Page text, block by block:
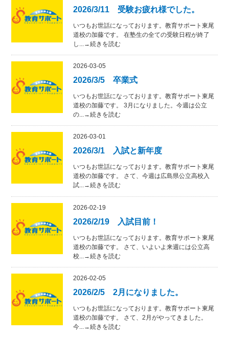
2026/3/11 受験お疲れ様でした。
いつもお世話になっております。教育サポート東尾
道校の加藤です。 在塾生の全ての受験日程が終了
し...→続きを読む
2026-03-05
2026/3/5 卒業式
いつもお世話になっております。教育サポート東尾
道校の加藤です。 3月になりました。今週は公立
の...→続きを読む
2026-03-01
2026/3/1 入試と新年度
いつもお世話になっております。教育サポート東尾
道校の加藤です。 さて、今週は広島県公立高校入
試...→続きを読む
2026-02-19
2026/2/19 入試目前！
いつもお世話になっております。教育サポート東尾
道校の加藤です。 さて、いよいよ来週には公立高
校...→続きを読む
2026-02-05
2026/2/5 2月になりました。
いつもお世話になっております。教育サポート東尾
道校の加藤です。 さて、2月がやってきました。
今...→続きを読む